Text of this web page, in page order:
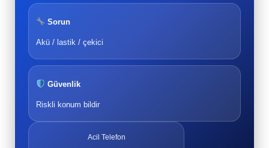
Sorun
Akü / lastik / çekici
Güvenlik
Riskli konum bildir
Acil Telefon